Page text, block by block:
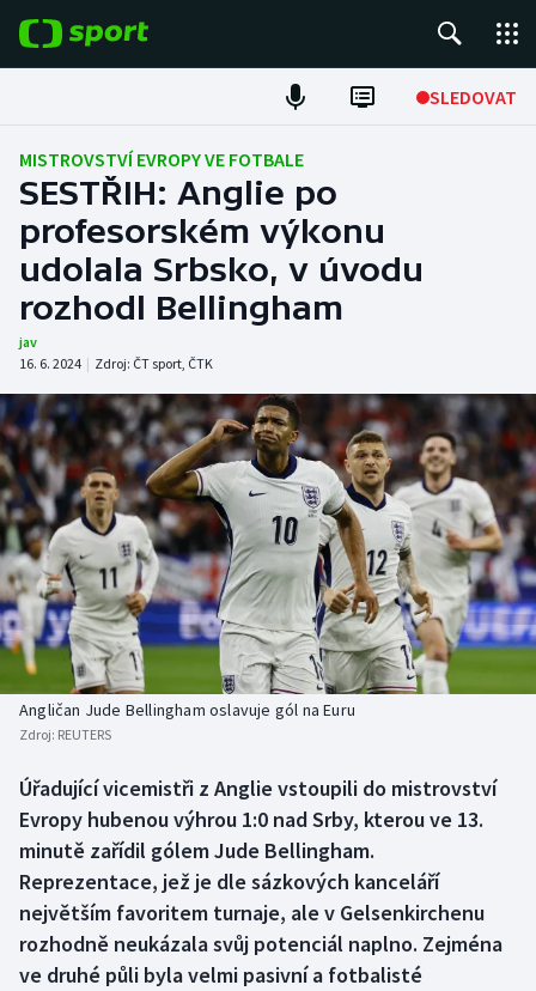
SLEDOVAT
Fotbal
Hokej
Tenis
Atletika
DALŠÍ SPORTY
Americký fotbal
Baseball a softbal
Basketbal
Biatlon
Boby a skeleton
Box
Curling
Dostihy
Florbal
NEPŘEHLÉDNĚTE
Soutěže
Historické návraty
Aplikace ČT sport
AZ kvíz
MISTROVSTVÍ EVROPY VE FOTBALE
SESTŘIH: Anglie po
profesorském výkonu
udolala Srbsko, v úvodu
rozhodl Bellingham
jav
16. 6. 2024 | Zdroj: ČT sport, ČTK
Angličan Jude Bellingham oslavuje gól na Euru
Zdroj: REUTERS
Úřadující vicemistři z Anglie vstoupili do mistrovství
Evropy hubenou výhrou 1:0 nad Srby, kterou ve 13.
minutě zařídil gólem Jude Bellingham.
Reprezentace, jež je dle sázkových kanceláří
největším favoritem turnaje, ale v Gelsenkirchenu
rozhodně neukázala svůj potenciál naplno. Zejména
ve druhé půli byla velmi pasivní a fotbalisté